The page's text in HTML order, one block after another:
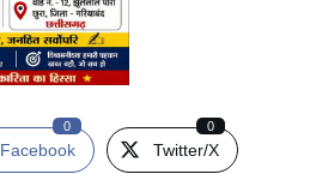
Facebook
0
Twitter/X
0